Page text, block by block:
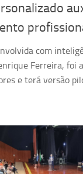
de Estudos Avançados
com foco em
de estudo encerrados
Pesquisa GPUBLIC –
Públicas
de pesquisa encerrados
com
Ferreira, foi
e terá versão